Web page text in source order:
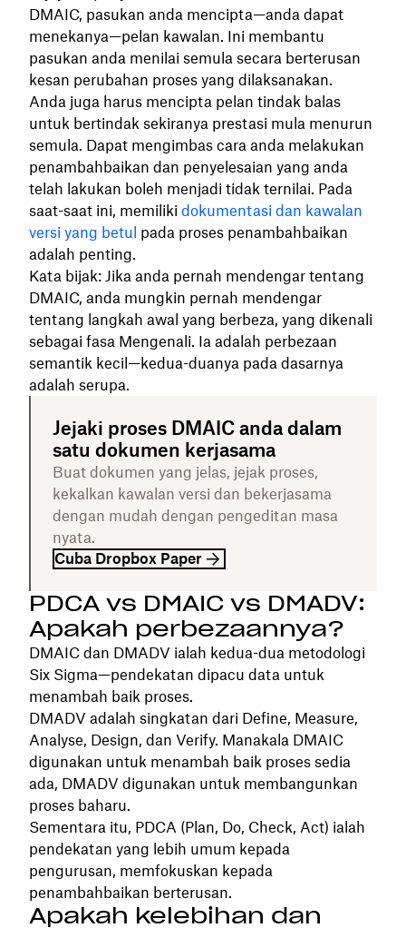
DMAIC, pasukan anda mencipta—anda dapat
menekanya—pelan kawalan. Ini membantu
pasukan anda menilai semula secara berterusan
kesan perubahan proses yang dilaksanakan.
Anda juga harus mencipta pelan tindak balas
untuk bertindak sekiranya prestasi mula menurun
semula. Dapat mengimbas cara anda melakukan
penambahbaikan dan penyelesaian yang anda
telah lakukan boleh menjadi tidak ternilai. Pada
saat-saat ini, memiliki dokumentasi dan kawalan
versi yang betul pada proses penambahbaikan
adalah penting.
Kata bijak: Jika anda pernah mendengar tentang
DMAIC, anda mungkin pernah mendengar
tentang langkah awal yang berbeza, yang dikenali
sebagai fasa Mengenali. Ia adalah perbezaan
semantik kecil—kedua-duanya pada dasarnya
adalah serupa.
Jejaki proses DMAIC anda dalam
satu dokumen kerjasama
Buat dokumen yang jelas, jejak proses,
kekalkan kawalan versi dan bekerjasama
dengan mudah dengan pengeditan masa
nyata.
Cuba Dropbox Paper
PDCA vs DMAIC vs DMADV:
Apakah perbezaannya?
DMAIC dan DMADV ialah kedua-dua metodologi
Six Sigma—pendekatan dipacu data untuk
menambah baik proses.
DMADV adalah singkatan dari Define, Measure,
Analyse, Design, dan Verify. Manakala DMAIC
digunakan untuk menambah baik proses sedia
ada, DMADV digunakan untuk membangunkan
proses baharu.
Sementara itu, PDCA (Plan, Do, Check, Act) ialah
pendekatan yang lebih umum kepada
pengurusan, memfokuskan kepada
penambahbaikan berterusan.
Apakah kelebihan dan